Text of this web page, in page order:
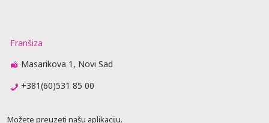
Franšiza
Masarikova 1, Novi Sad
+381(60)531 85 00
Možete preuzeti našu aplikaciju.